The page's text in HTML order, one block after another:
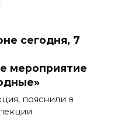
сегодня, 7
мероприятие
пояснили в